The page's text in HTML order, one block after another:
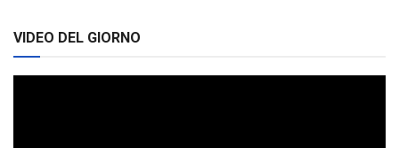
VIDEO DEL GIORNO